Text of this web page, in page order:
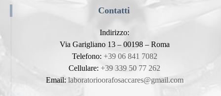
Contatti
Indirizzo:
Via Garigliano 13 – 00198 – Roma
Telefono: +39 06 841 7082
Cellulare: +39 339 50 77 262
Email: laboratorioorafosaccares@gmail.com